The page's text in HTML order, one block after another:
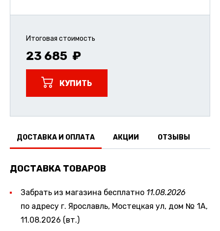
Итоговая стоимость
23 685
КУПИТЬ
ДОСТАВКА И ОПЛАТА АКЦИИ ОТЗЫВЫ
ДОСТАВКА ТОВАРОВ
Забрать из магазина бесплатно 11.08.2026
по адресу г. Ярославль, Мостецкая ул, дом № 1А,
11.08.2026 (вт.)